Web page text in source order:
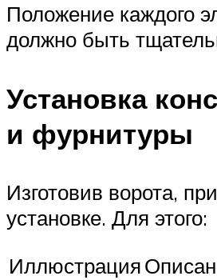
Положение каждого
должно быть
Установка
и фурнитуры
Изготовив ворота,
установке. Для этого:
Иллюстрация